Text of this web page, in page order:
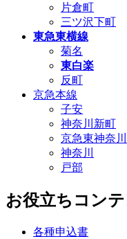
片倉町
三ツ沢下町
東急東横線
菊名
東白楽
反町
京急本線
子安
神奈川新町
京急東神奈川
神奈川
戸部
お役立ちコン
各種申込書